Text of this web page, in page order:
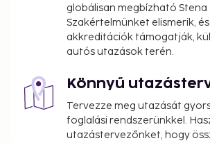
globálisan megbízható
Szakértelmünket elismerik,
akkreditációk támogatják,
autós utazások terén.
Könnyű
Tervezze meg utazását
foglalási rendszerünkkel.
utazástervezőnket, hogy